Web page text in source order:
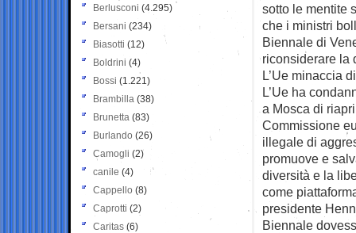
sotto le mentite
che i ministri
Biennale di
riconsiderare la
L’Ue minaccia
L’Ue ha
a Mosca di
Commissione
illegale di
promuove e
diversità e la
come
presidente
Biennale
Berlusconi (4.295)
Bersani (234)
Biasotti (12)
Boldrini (4)
Bossi (1.221)
Brambilla (38)
Brunetta (83)
Burlando (26)
Camogli (2)
canile (4)
Cappello (8)
Caprotti (2)
Caritas (6)